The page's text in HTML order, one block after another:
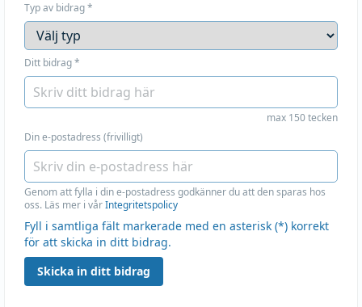
Typ av bidrag*
Ditt bidrag*
max 150 tecken
Din e-postadress (frivilligt)
Genom att fylla i din e-postadress godkänner du att den sparas hos
oss. Läs mer i vårIntegritetspolicy
Fyll i samtliga fält markerade med en asterisk (*) korrekt
för att skicka in ditt bidrag.
Skicka in ditt bidrag